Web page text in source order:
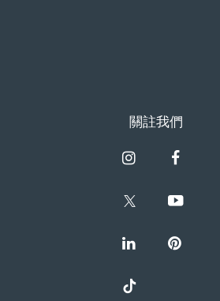
關註我們